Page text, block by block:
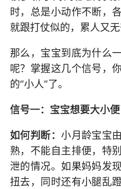
时，总是小动作不断，
就跟打仗似的，累人又无
那么，宝宝到底为什么
呢？掌握这几个信号，
的“小人”了。
信号一：宝宝想要大小
如何判断：小月龄宝宝
熟，不能自主排便，特
泄的情况。如果妈妈发
扭去，同时还有小腿乱